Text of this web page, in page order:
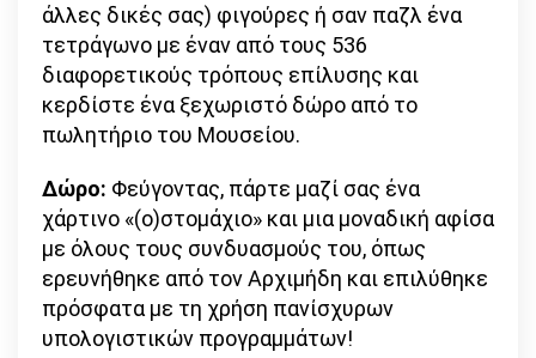
άλλες δικές σας) φιγούρες ή σαν παζλ ένα
τετράγωνο µε έναν από τους 536
διαφορετικούς τρόπους επίλυσης και
κερδίστε ένα ξεχωριστό δώρο από το
πωλητήριο του Μουσείου.
Δώρο: Φεύγοντας, πάρτε µαζί σας ένα
χάρτινο «(ο)στοµάχιο» και µια µοναδική αφίσα
µε όλους τους συνδυασμούς του, όπως
ερευνήθηκε από τον Αρχιµήδη και επιλύθηκε
πρόσφατα µε τη χρήση πανίσχυρων
υπολογιστικών προγραμμάτων!